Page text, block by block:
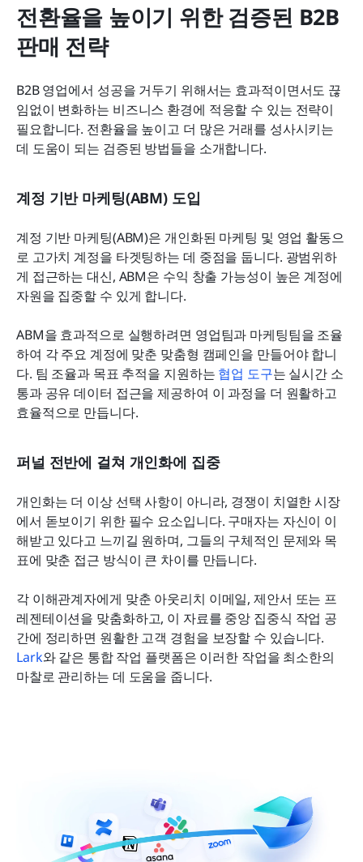
전환율을 높이기 위한 검증된 B2B
판매 전략
B2B 영업에서 성공을 거두기 위해서는 효과적이면서도 끊
임없이 변화하는 비즈니스 환경에 적응할 수 있는 전략이
필요합니다. 전환율을 높이고 더 많은 거래를 성사시키는
데 도움이 되는 검증된 방법들을 소개합니다.
계정 기반 마케팅(ABM) 도입
계정 기반 마케팅(ABM)은 개인화된 마케팅 및 영업 활동으
로 고가치 계정을 타겟팅하는 데 중점을 둡니다. 광범위하
게 접근하는 대신, ABM은 수익 창출 가능성이 높은 계정에
자원을 집중할 수 있게 합니다.
ABM을 효과적으로 실행하려면 영업팀과 마케팅팀을 조율
하여 각 주요 계정에 맞춘 맞춤형 캠페인을 만들어야 합니
다. 팀 조율과 목표 추적을 지원하는 협업 도구는 실시간 소
통과 공유 데이터 접근을 제공하여 이 과정을 더 원활하고
효율적으로 만듭니다.
퍼널 전반에 걸쳐 개인화에 집중
개인화는 더 이상 선택 사항이 아니라, 경쟁이 치열한 시장
에서 돋보이기 위한 필수 요소입니다. 구매자는 자신이 이
해받고 있다고 느끼길 원하며, 그들의 구체적인 문제와 목
표에 맞춘 접근 방식이 큰 차이를 만듭니다.
각 이해관계자에게 맞춘 아웃리치 이메일, 제안서 또는 프
레젠테이션을 맞춤화하고, 이 자료를 중앙 집중식 작업 공
Lark와 같은 통합 작업 플랫폼은 이러한 작업을 최소한의
마찰로 관리하는 데 도움을 줍니다.